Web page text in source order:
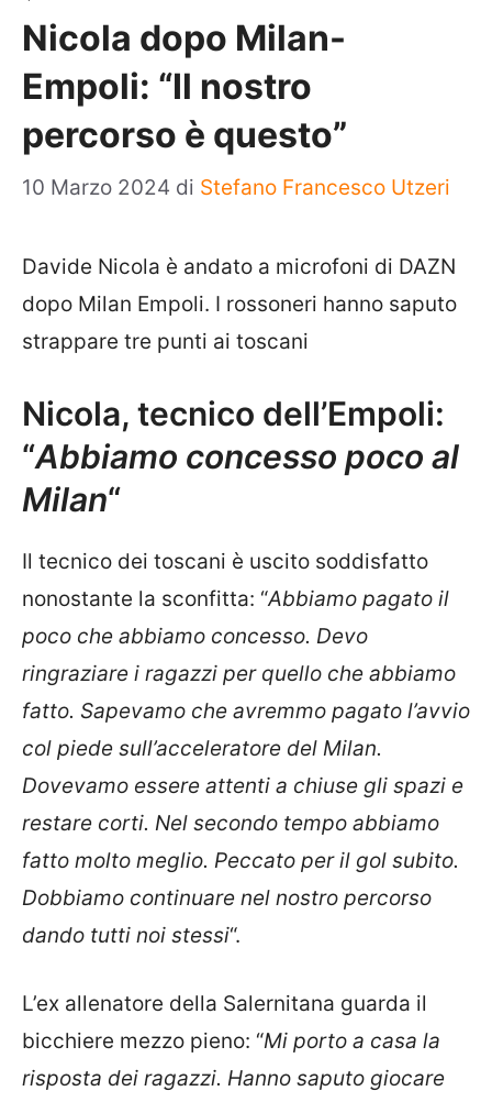
Nicola dopo Milan-
Empoli: “Il nostro
percorso è questo”
10 Marzo 2024 di Stefano Francesco Utzeri
Davide Nicola è andato a microfoni di DAZN
dopo Milan Empoli. I rossoneri hanno saputo
strappare tre punti ai toscani
Nicola, tecnico dell’Empoli:
“Abbiamo concesso poco al
Milan“
Il tecnico dei toscani è uscito soddisfatto
nonostante la sconfitta: “Abbiamo pagato il
poco che abbiamo concesso. Devo
ringraziare i ragazzi per quello che abbiamo
fatto. Sapevamo che avremmo pagato l’avvio
col piede sull’acceleratore del Milan.
Dovevamo essere attenti a chiuse gli spazi e
restare corti. Nel secondo tempo abbiamo
fatto molto meglio. Peccato per il gol subito.
Dobbiamo continuare nel nostro percorso
dando tutti noi stessi“.
L’ex allenatore della Salernitana guarda il
bicchiere mezzo pieno: “Mi porto a casa la
risposta dei ragazzi. Hanno saputo giocare